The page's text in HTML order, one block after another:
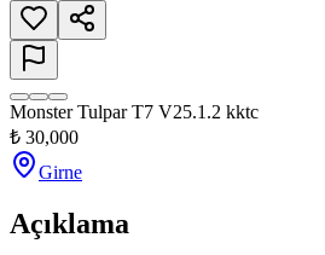
Monster Tulpar T7 V25.1.2 kktc
₺ 30,000
Girne
Açıklama